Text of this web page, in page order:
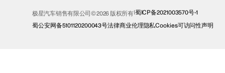
极星汽车销售有限公司© 2026 版权所有 蜀ICP备2021003570号-1
蜀公安网备5101120200043号法律商业伦理隐私Cookies可访问性声明